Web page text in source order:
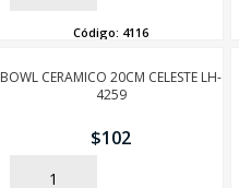
Código: 4116
BOWL CERAMICO 20CM CELESTE LH-
4259
$102
AÑADIR